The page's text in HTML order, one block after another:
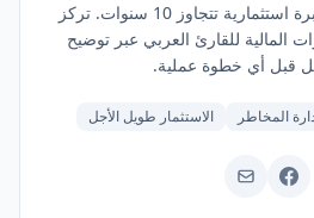
مستشارة مالية سابقة بخبرة استثمارية تتجاوز 10 سنوات. تركز
المالية للقارئ العربي عبر توضيح
قبل أي خطوة عملية.
المخاطر الاستثمار طويل الأجل